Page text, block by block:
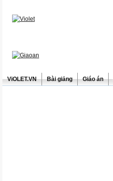
ViOLET.VN Bài giảng Giáo án